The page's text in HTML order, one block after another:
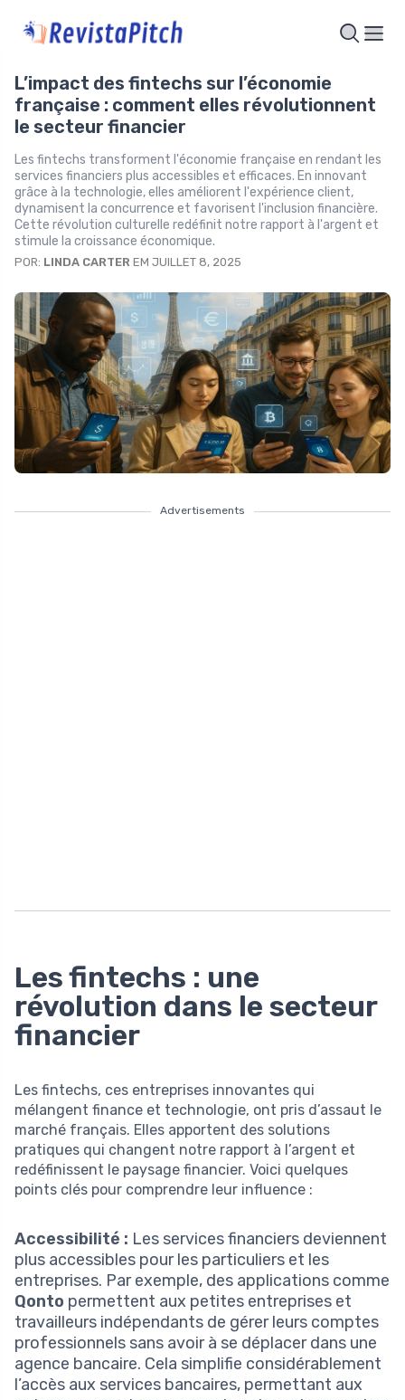
L’impact des fintechs sur l’économie
française : comment elles révolutionnent
le secteur financier
Les fintechs transforment l'économie française en rendant les
services financiers plus accessibles et efficaces. En innovant
grâce à la technologie, elles améliorent l'expérience client,
dynamisent la concurrence et favorisent l'inclusion financière.
Cette révolution culturelle redéfinit notre rapport à l'argent et
stimule la croissance économique.
POR: LINDA CARTER EM JUILLET 8, 2025
Advertisements
Les fintechs : une
révolution dans le secteur
financier
Les fintechs, ces entreprises innovantes qui
mélangent finance et technologie, ont pris d’assaut le
marché français. Elles apportent des solutions
pratiques qui changent notre rapport à l’argent et
redéfinissent le paysage financier. Voici quelques
points clés pour comprendre leur influence :
Accessibilité : Les services financiers deviennent
plus accessibles pour les particuliers et les
entreprises. Par exemple, des applications comme
Qonto permettent aux petites entreprises et
travailleurs indépendants de gérer leurs comptes
professionnels sans avoir à se déplacer dans une
agence bancaire. Cela simplifie considérablement
l’accès aux services bancaires, permettant aux